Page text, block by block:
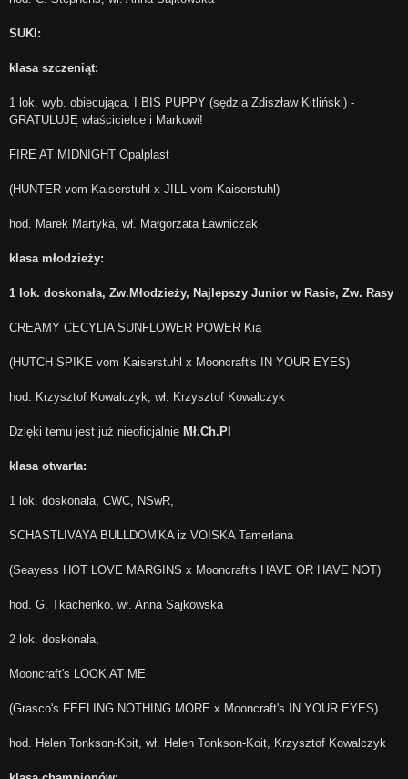
SUKI:
klasa szczeniąt:
1 lok. wyb. obiecująca, I BIS PUPPY (sędzia Zdiszław Kitliński) -
GRATULUJĘ właścicielce i Markowi!
FIRE AT MIDNIGHT Opalplast
(HUNTER vom Kaiserstuhl x JILL vom Kaiserstuhl)
hod. Marek Martyka, wł. Małgorzata Ławniczak
klasa młodzieży:
1 lok. doskonała, Zw.Młodzieży, Najlepszy Junior w Rasie, Zw. Rasy
CREAMY CECYLIA SUNFLOWER POWER Kia
(HUTCH SPIKE vom Kaiserstuhl x Mooncraft's IN YOUR EYES)
hod. Krzysztof Kowalczyk, wł. Krzysztof Kowalczyk
Dzięki temu jest już nieoficjalnie Mł.Ch.Pl
klasa otwarta:
1 lok. doskonała, CWC, NSwR,
SCHASTLIVAYA BULLDOM'KA iz VOISKA Tamerlana
(Seayess HOT LOVE MARGINS x Mooncraft's HAVE OR HAVE NOT)
hod. G. Tkachenko, wł. Anna Sajkowska
2 lok. doskonała,
Mooncraft's LOOK AT ME
(Grasco's FEELING NOTHING MORE x Mooncraft's IN YOUR EYES)
hod. Helen Tonkson-Koit, wł. Helen Tonkson-Koit, Krzysztof Kowalczyk